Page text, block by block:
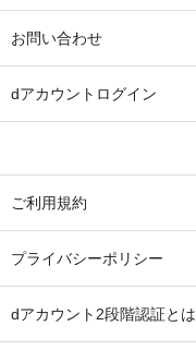
お問い合わせ
dアカウントログイン
ご利用規約
プライバシーポリシー
dアカウント2段階認証とは